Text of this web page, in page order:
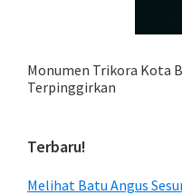
Monumen Trikora Kota
Terpinggirkan
Terbaru!
Melihat Batu Angus